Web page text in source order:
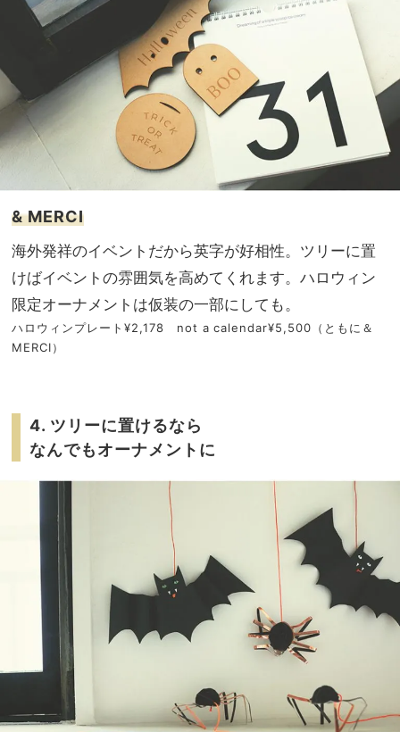
& MERCI
海外発祥のイベントだから英字が好相性。ツリーに置
けばイベントの雰囲気を高めてくれます。ハロウィン
限定オーナメントは仮装の一部にしても。
ハロウィンプレート¥2,178 not a calendar¥5,500（ともに＆
MERCI）
4. ツリーに置けるなら
なんでもオーナメントに